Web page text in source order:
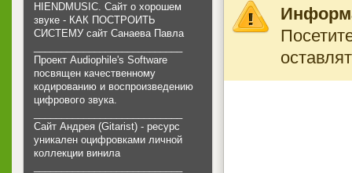
HIENDMUSIC. Сайт о хорошем
звуке - КАК ПОСТРОИТЬ
СИСТЕМУ сайт Санаева Павла
Проект Audiophile's Software
посвящен качественному
кодированию и воспроизведению
цифрового звука.
Сайт Андрея (Gitarist) - ресурс
уникален оцифровками личной
коллекции винила